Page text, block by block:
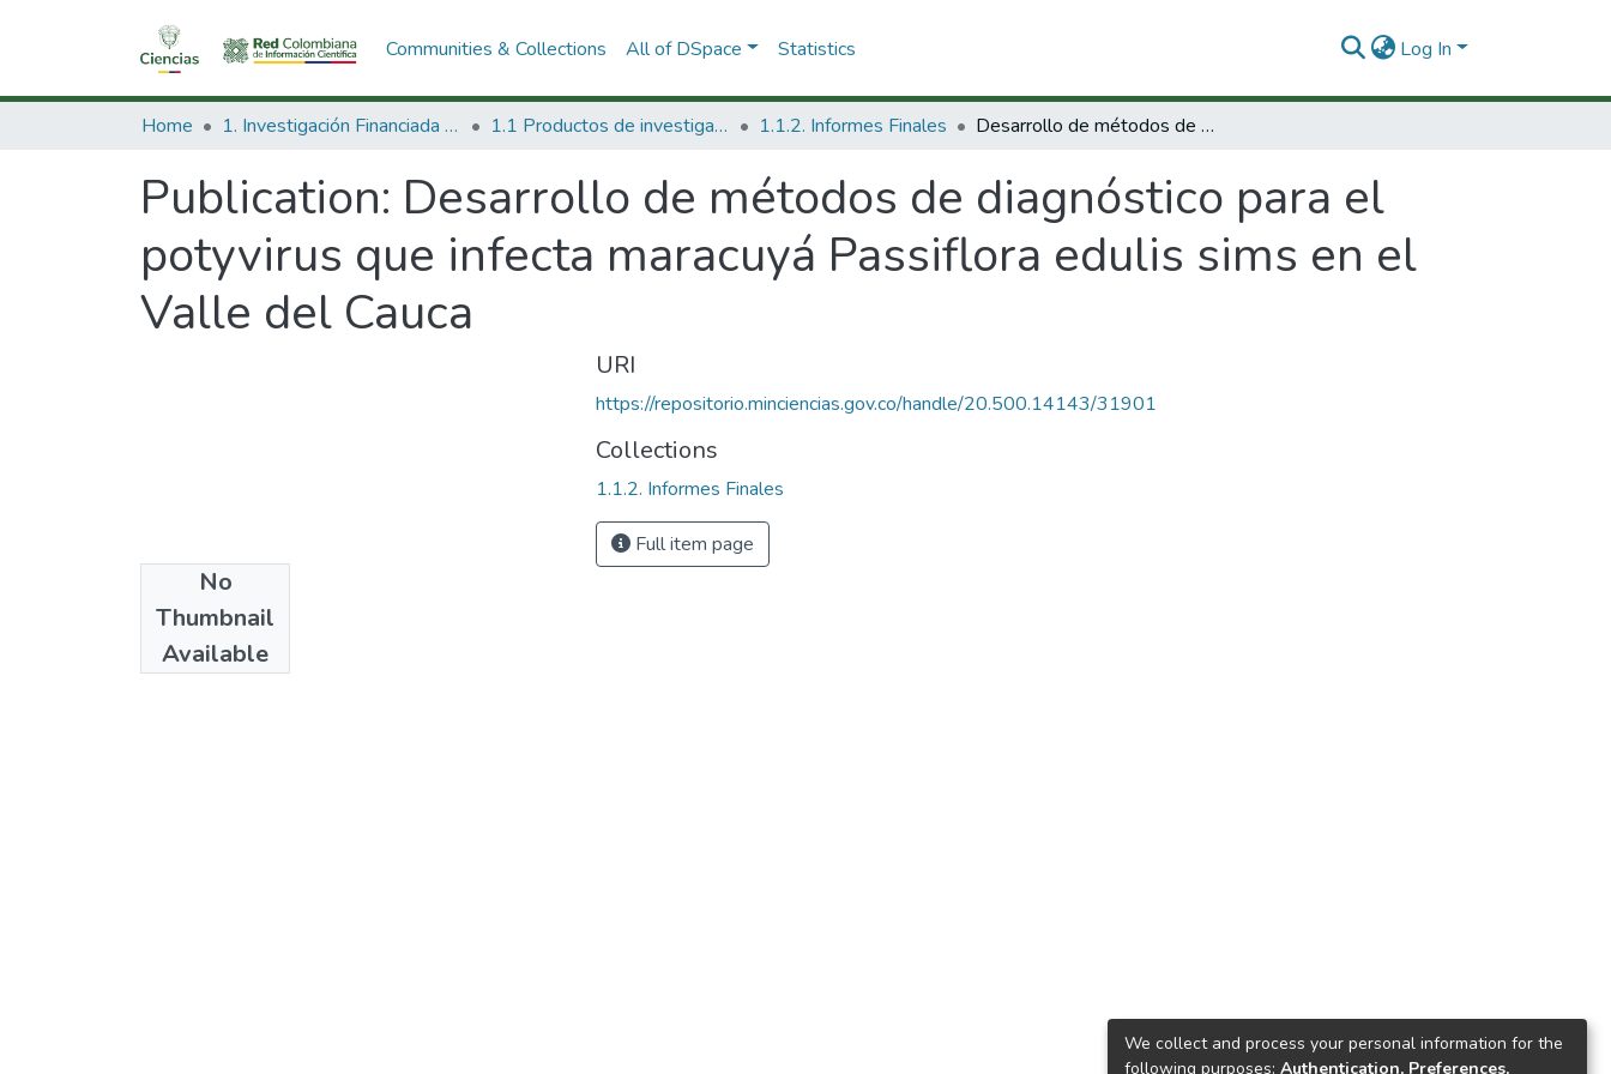
Communities & Collections All of DSpace Statistics Log In
Home 1. Investigación Financiada con Recursos Públicos 1.1 Productos de investigación 1.1.2. Informes Finales Desarrollo de métodos de diagnóstico para el potyvirus que infecta maracuyá Passiflora edulis sims en el Valle del Cauca
Publication: Desarrollo de métodos de diagnóstico para el
potyvirus que infecta maracuyá Passiflora edulis sims en el
Valle del Cauca
No
Thumbnail
Available
1998
URI
https://repositorio.minciencias.gov.co/handle/20.500.14143/31901
Collections
1.1.2. Informes Finales
Full item page
We collect and process your personal information for the
following purposes: Authentication, Preferences,